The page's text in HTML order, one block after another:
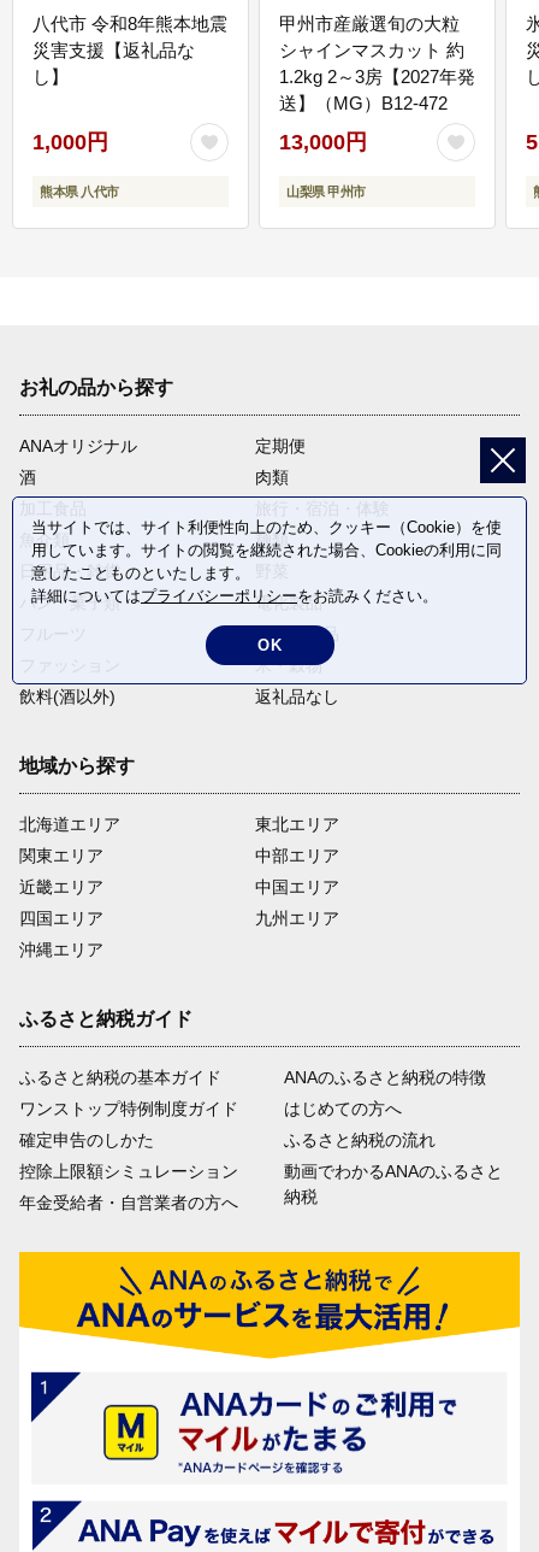
八代市 令和8年熊本地震
災害支援【返礼品な
し】
1,000円
熊本県 八代市
甲州市産厳選旬の大粒
シャインマスカット 約
1.2kg 2～3房【2027年発
送】（MG）B12-472
13,000円
山梨県 甲州市
お礼の品から探す
ANAオリジナル
定期便
酒
肉類
魚介類
麺類
日用品・雑貨
パン・菓子類
電化製品
卵・乳製品
米・穀物
飲料(酒以外)
返礼品なし
地域から探す
北海道エリア
関東エリア
近畿エリア
四国エリア
沖縄エリア
東北エリア
中部エリア
中国エリア
九州エリア
ふるさと納税ガイド
ふるさと納税の基本ガイド
ワンストップ特例制度ガイド
確定申告のしかた
控除上限額シミュレーション
年金受給者・自営業者の方へ
ANAのふるさと納税の特徴
はじめての方へ
ふるさと納税の流れ
動画でわかるANAのふるさと
納税
当サイトでは、サイト利便性向上のため、クッキー（Cookie）を使
用しています。サイトの閲覧を継続された場合、Cookieの利用に同
意したことものといたします。
詳細についてはプライバシーポリシーをお読みください。
OK